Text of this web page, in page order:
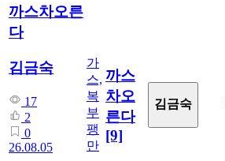
까스차오른
다
김금숙
17
2
0
26.08.05
가
스,
복
부
팽
만
까스
차오
른다
[9]
김금숙